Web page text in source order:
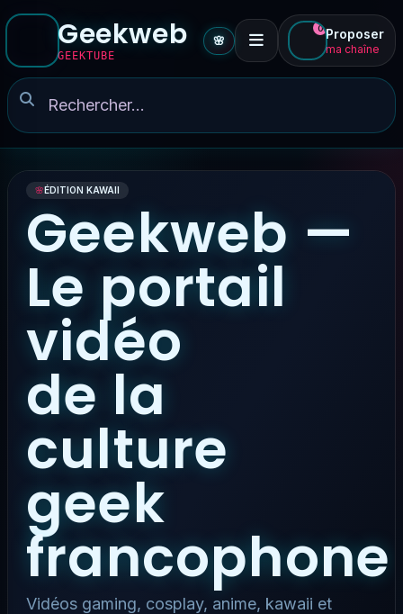
Geekweb
GEEKTUBE
🌸
0 Proposer
ma chaîne
🌸ÉDITION KAWAII
Geekweb —
Le portail
vidéo
de la
culture
geek
francophone
Vidéos gaming, cosplay, anime, kawaii et